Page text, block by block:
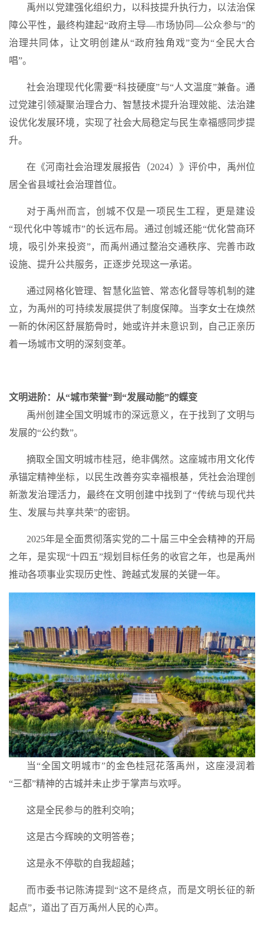
禹州以党建强化组织力，以科技提升执行力，以法治保
障公平性，最终构建起“政府主导—市场协同—公众参与”的
治理共同体， 让文明创建从“政府独角戏”变为“全民大合
唱”。
社会治理现代化需要“科技硬度”与“人文温度”兼备。通
过党建引领凝聚治理合力、智慧技术提升治理效能、法治建
设优化发展环境，实现了社会大局稳定与民生幸福感同步提
升。
在《河南社会治理发展报告（2024）》评价中， 禹州位
居全省县域社会治理首位。
对于禹州而言，创城不仅是一项民生工程，更是建设
“现代化中等城市”的长远布局。通过创城还能“优化营商环
境，吸引外来投资”，而禹州通过整治交通秩序、完善市政
设施、提升公共服务，正逐步兑现这一承诺。
通过网格化管理、智慧化监管、常态化督导等机制的建
立，为禹州的可持续发展提供了制度保障。当李女士在焕然
一新的休闲区舒展筋骨时，她或许并未意识到，自己正亲历
着一场城市文明的深刻变革。
文明进阶：从“城市荣誉”到“发展动能”的蝶变
禹州创建全国文明城市的深远意义，在于找到了文明与
发展的“公约数”。
摘取全国文明城市桂冠，绝非偶然。这座城市用文化传
承锚定精神坐标，以民生改善夯实幸福根基，凭社会治理创
新激发治理活力，最终在文明创建中找到了“传统与现代共
生、发展与共享共荣”的密钥。
2025年是全面贯彻落实党的二十届三中全会精神的开局
之年，是实现“十四五”规划目标任务的收官之年，也是禹州
推动各项事业实现历史性、跨越式发展的关键一年。
当“全国文明城市”的金色桂冠花落禹州，这座浸润着
“三都”精神的古城并未止步于掌声与欢呼。
这是全民参与的胜利交响；
这是古今辉映的文明答卷；
这是永不停歇的自我超越；
而市委书记陈涛提到“这不是终点，而是文明长征的新
起点”，道出了百万禹州人民的心声。